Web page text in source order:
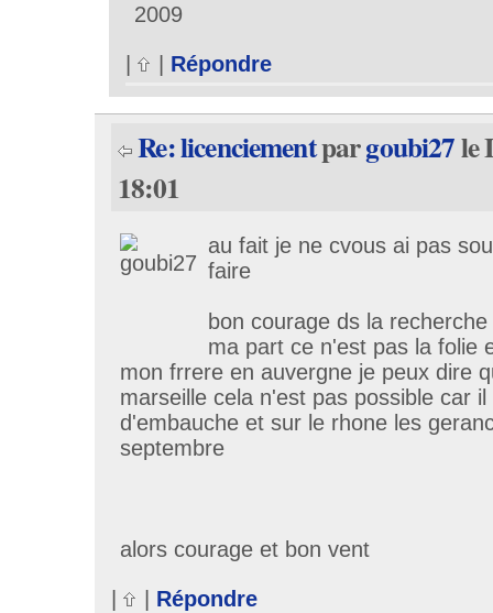
2009
| | Répondre
Re: licenciementpargoubi27le
18:01
au fait je ne cvous ai pas
faire
bon courage ds la
ma part ce n'est pas la folie
mon frrere en auvergne je peux dire
marseille cela n'est pas possible car
d'embauche et sur le rhone les
septembre
alors courage et bon vent
| Répondre